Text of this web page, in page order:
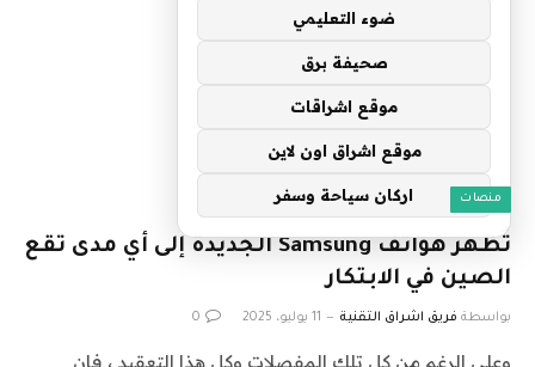
منصات
تُظهر هواتف Samsung الجديدة إلى أي مدى تقع
الصين في الابتكار
بواسطة فريق اشراق التقنية 11 يوليو، 2025 0
وعلى الرغم من كل تلك المفصلات وكل هذا التعقيد ، فإن
ضوء التعليمي
صحيفة برق
موقع اشراقات
موقع اشراق اون لاين
اركان سياحة وسفر